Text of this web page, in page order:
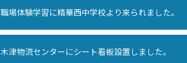
職場体験学習に精華西中学校より来られました。
木津物流センターにシート看板設置しました。